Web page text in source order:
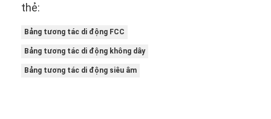
thẻ:
Bảng tương tác di động FCC
Bảng tương tác di động không dây
Bảng tương tác di động siêu âm